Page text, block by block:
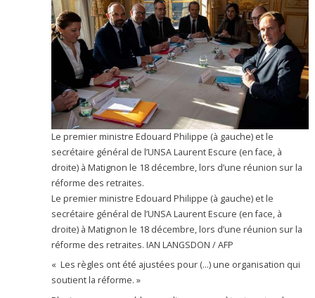
Le premier ministre Edouard Philippe (à gauche) et le
secrétaire général de l’UNSA Laurent Escure (en face, à
droite) à Matignon le 18 décembre, lors d’une réunion sur la
réforme des retraites.
Le premier ministre Edouard Philippe (à gauche) et le
secrétaire général de l’UNSA Laurent Escure (en face, à
droite) à Matignon le 18 décembre, lors d’une réunion sur la
réforme des retraites. IAN LANGSDON / AFP
« Les règles ont été ajustées pour (…) une organisation qui
soutient la réforme. »